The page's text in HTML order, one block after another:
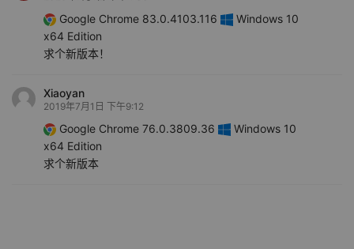
Google Chrome 83.0.4103.116
Windows 10
x64 Edition
求个新版本！
Xiaoyan
2019年7月1日 下午9:12
Google Chrome 76.0.3809.36
Windows 10
x64 Edition
求个新版本